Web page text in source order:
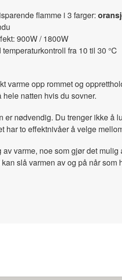
flamme i 3 farger:
900W / 1800W
fra 10 til 30 °C
varme opp rommet og
natten hvis du sovner.
er nødvendig. Du trenger ikke å
har to effektnivåer å velge
varme, noe som gjør det
slå varmen av og på når som